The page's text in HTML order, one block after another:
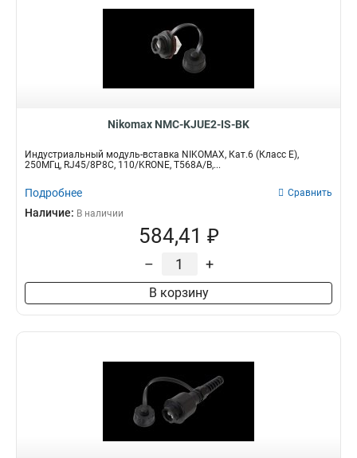
Nikomax NMC-KJUE2-IS-BK
Индустриальный модуль-вставка NIKOMAX, Кат.6 (Класс E),
250МГц, RJ45/8P8C, 110/KRONE, T568A/B,...
Подробнее Сравнить
Наличие: В наличии
584,41 ₽
– +
В корзину